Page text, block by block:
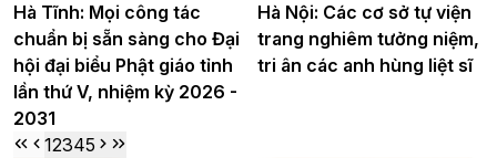
Hà Tĩnh: Mọi công tác
chuẩn bị sẵn sàng cho Đại
hội đại biểu Phật giáo tỉnh
lần thứ V, nhiệm kỳ 2026 -
2031
Hà Nội: Các cơ sở tự viện
trang nghiêm tưởng niệm,
tri ân các anh hùng liệt sĩ
12345